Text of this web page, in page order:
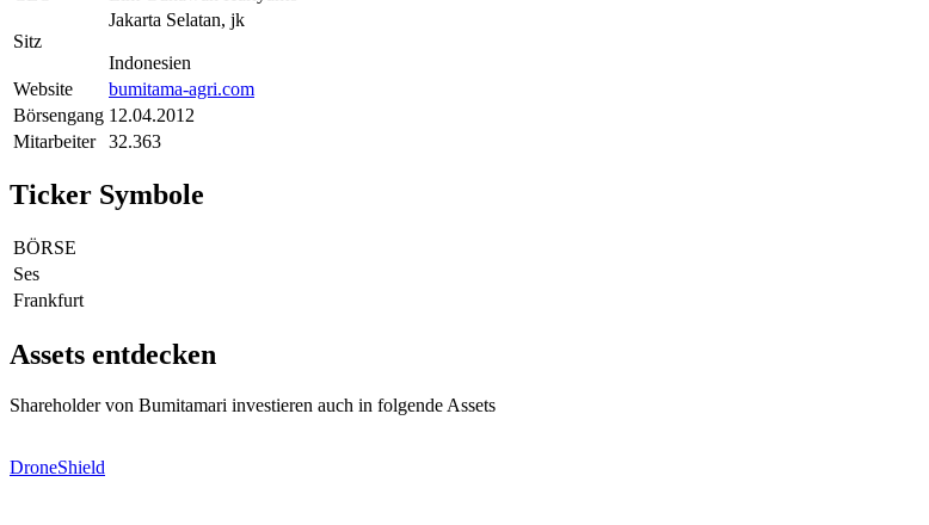
Sitz
Jakarta Selatan, jk
Indonesien
Website
bumitama-agri.com
Börsengang 12.04.2012
Mitarbeiter
32.363
Ticker Symbole
BÖRSE
Ses
Frankfurt
Assets entdecken
Shareholder von Bumitamari investieren auch in folgende Assets
DroneShield